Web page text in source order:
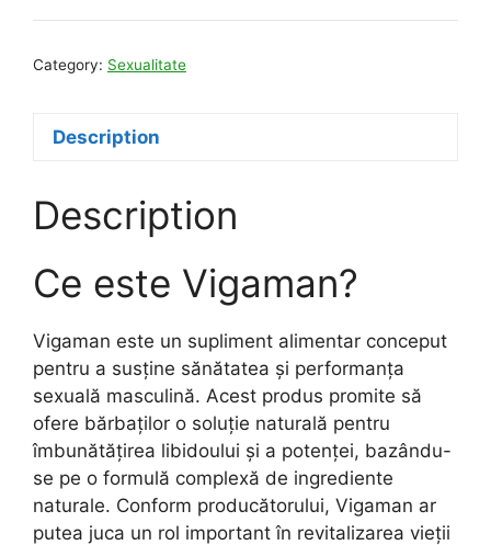
Category: Sexualitate
Description
Description
Ce este Vigaman?
Vigaman este un supliment alimentar conceput
pentru a susține sănătatea și performanța
sexuală masculină. Acest produs promite să
ofere bărbaților o soluție naturală pentru
îmbunătățirea libidoului și a potenței, bazându-
se pe o formulă complexă de ingrediente
naturale. Conform producătorului, Vigaman ar
putea juca un rol important în revitalizarea vieții